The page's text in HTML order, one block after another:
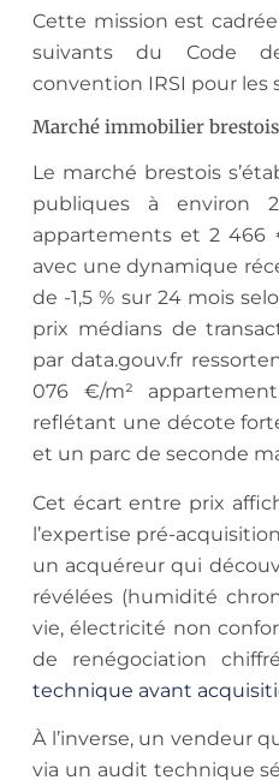
Cette mission est cadrée
suivants du Code
convention IRSI pour les
Marché immobilier
Le marché brestois
publiques à environ
appartements et 2 466
avec une dynamique
de -1,5 % sur 24 mois
prix médians de
par data.gouv.fr
076 €/m²
reflétant une décote
et un parc de seconde
Cet écart entre prix
l’expertise pré-
un acquéreur qui
révélées (humidité
vie, électricité non
de renégociation
technique avant
À l’inverse, un vendeur
via un audit technique